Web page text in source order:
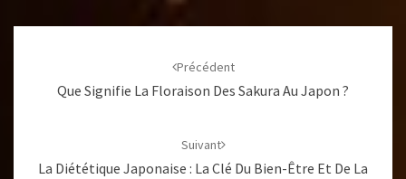
Précédent
Que Signifie La Floraison Des Sakura Au Japon ?
Suivant
La Diététique Japonaise : La Clé Du Bien-Être Et De La